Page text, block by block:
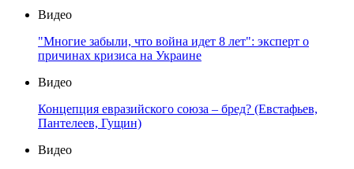
Видео
"Многие забыли, что война идет 8 лет": эксперт о
причинах кризиса на Украине
Видео
Концепция евразийского союза – бред? (Евстафьев,
Пантелеев, Гущин)
Видео